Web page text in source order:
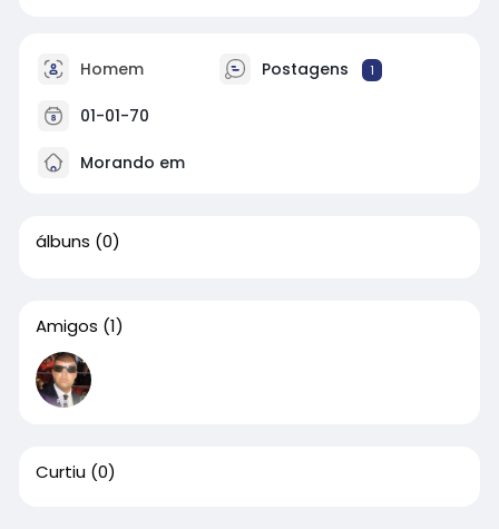
Homem Postagens 1
01-01-70
Morando em
álbuns (0)
Amigos (1)
Curtiu (0)